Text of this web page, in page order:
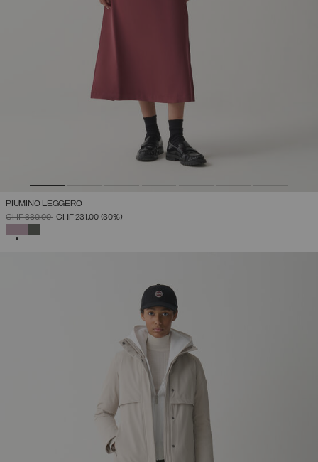
PIUMINO LEGGERO
PREZZO RIDOTTO DA
CHF 330,00ACHF 231,00 (30%)